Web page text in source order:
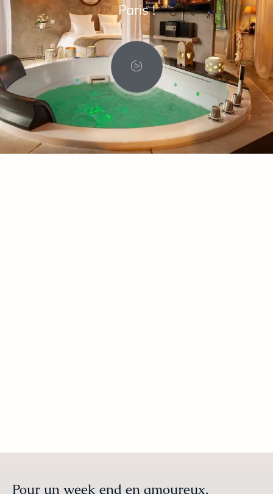
Paris !
Pour un week end en amoureux,